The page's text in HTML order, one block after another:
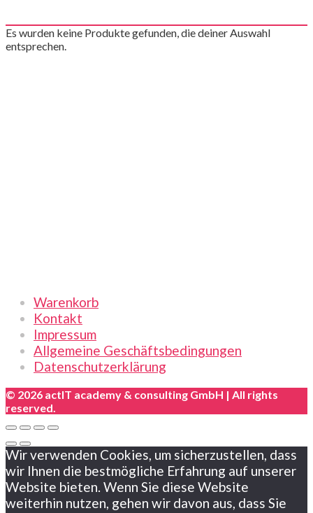
Es wurden keine Produkte gefunden, die deiner Auswahl
entsprechen.
Warenkorb
Kontakt
Impressum
Allgemeine Geschäftsbedingungen
Datenschutzerklärung
© 2026 actIT academy & consulting GmbH | All rights
reserved.
Wir verwenden Cookies, um sicherzustellen, dass
wir Ihnen die bestmögliche Erfahrung auf unserer
Website bieten. Wenn Sie diese Website
weiterhin nutzen, gehen wir davon aus, dass Sie